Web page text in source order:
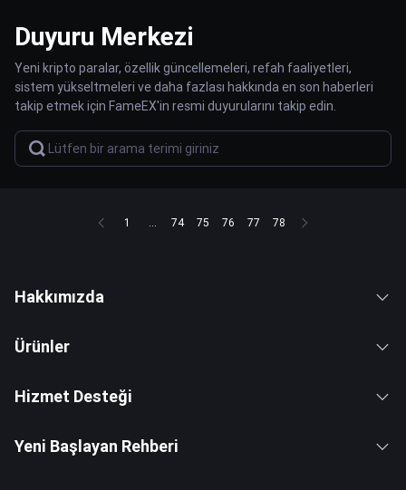
Duyuru Merkezi
Yeni kripto paralar, özellik güncellemeleri, refah faaliyetleri,
sistem yükseltmeleri ve daha fazlası hakkında en son haberleri
takip etmek için FameEX'in resmi duyurularını takip edin.
1 ... 74 75 76 77 78
Hakkımızda
Ürünler
Hizmet Desteği
Yeni Başlayan Rehberi